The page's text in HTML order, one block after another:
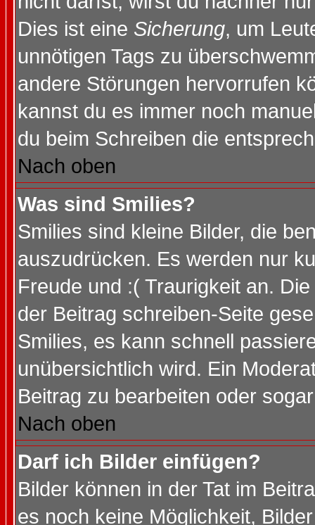
Dies ist eine Sicherung, um
unnötigen Tags zu
andere Störungen hervorrufen
kannst du es immer noch
du beim Schreiben die
Nach oben
Was sind Smilies?
Smilies sind kleine Bilder, die
auszudrücken. Es werden nur
Freude und :( Traurigkeit an.
der Beitrag schreiben-Seite
Smilies, es kann schnell
unübersichtlich wird. Ein
Beitrag zu bearbeiten oder
Nach oben
Darf ich Bilder einfügen?
Bilder können in der Tat im
es noch keine Möglichkeit,